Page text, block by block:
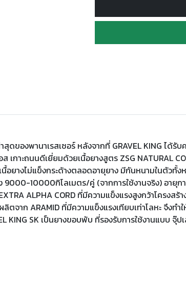
สุดของพานาเรสเซอร์ หลังจากที่ GRAVEL KING ได้รั
กาะถนนดีเยี่ยมด้วยเนื้อยางสูตร ZSG NATURAL
อยางไม่แข็งกระด้างตลอดอายุยาง มีกันหนามในตัวทั้ง
9000-10000กิโลเมตร/คู่ (จากการใช้งานจริง) อายุก
ALPHA CORD ที่มีความแข็งแรงสูงกว้าโครงส
าก ARAMID ที่มีความแข็งแรงเทียบเท่าโลหะ จึงทำ
KING SK เป็นยางขอบพับ ที่รองรับการใช้งานแบบ จุ๊ป